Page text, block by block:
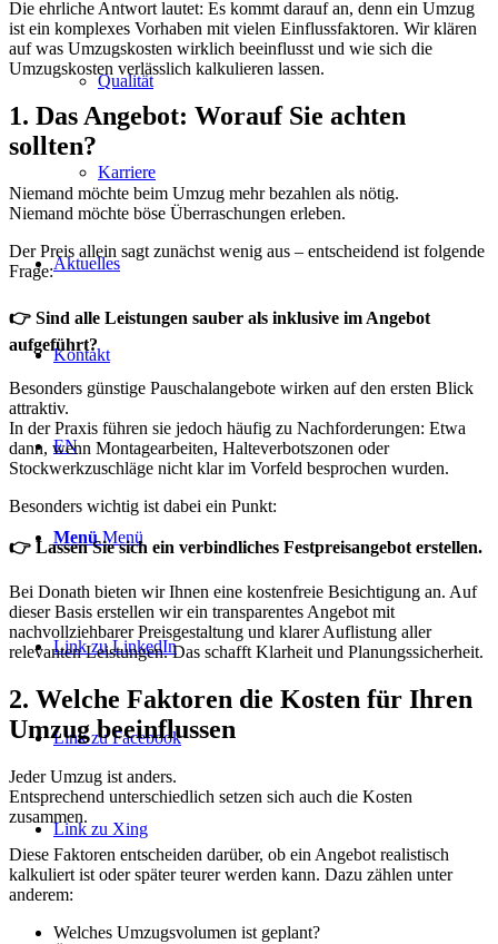
Qualität
Karriere
Aktuelles
Kontakt
EN
Menü Menü
Link zu LinkedIn
Link zu Facebook
Link zu Xing
Die ehrliche Antwort lautet: Es kommt darauf an, denn ein Umzug
ist ein komplexes Vorhaben mit vielen Einflussfaktoren. Wir klären
auf was Umzugskosten wirklich beeinflusst und wie sich die
Umzugskosten verlässlich kalkulieren lassen.
1. Das Angebot: Worauf Sie achten
sollten?
Niemand möchte beim Umzug mehr bezahlen als nötig.
Niemand möchte böse Überraschungen erleben.
Der Preis allein sagt zunächst wenig aus – entscheidend ist folgende
Frage:
👉 Sind alle Leistungen sauber als inklusive im Angebot
aufgeführt?
Besonders günstige Pauschalangebote wirken auf den ersten Blick
attraktiv.
In der Praxis führen sie jedoch häufig zu Nachforderungen: Etwa
dann, wenn Montagearbeiten, Halteverbotszonen oder
Stockwerkzuschläge nicht klar im Vorfeld besprochen wurden.
Besonders wichtig ist dabei ein Punkt:
👉 Lassen Sie sich ein verbindliches Festpreisangebot erstellen.
Bei Donath bieten wir Ihnen eine kostenfreie Besichtigung an. Auf
dieser Basis erstellen wir ein transparentes Angebot mit
nachvollziehbarer Preisgestaltung und klarer Auflistung aller
relevanten Leistungen. Das schafft Klarheit und Planungssicherheit.
2. Welche Faktoren die Kosten für Ihren
Umzug beeinflussen
Jeder Umzug ist anders.
Entsprechend unterschiedlich setzen sich auch die Kosten
zusammen.
Diese Faktoren entscheiden darüber, ob ein Angebot realistisch
kalkuliert ist oder später teurer werden kann. Dazu zählen unter
anderem:
Welches Umzugsvolumen ist geplant?